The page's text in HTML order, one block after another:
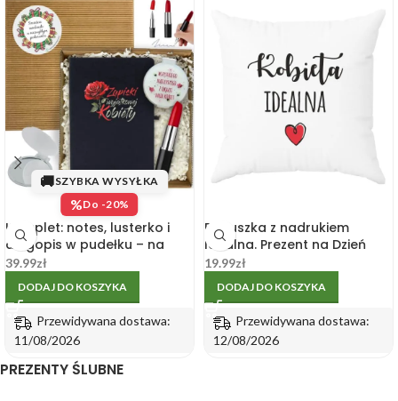
🚚SZYBKA WYSYŁKA
%Do -20%
Komplet: notes, lusterko i
długopis w pudełku – na
Dzień Kobiet
39.99zł
DODAJ DO KOSZYKA
Przewidywana dostawa:
11/08/2026
Poduszka z nadrukiem
Idealna. Prezent na Dzień
Kobiet.
19.99zł
DODAJ DO KOSZYKA
Przewidywana dostawa:
12/08/2026
PREZENTY ŚLUBNE